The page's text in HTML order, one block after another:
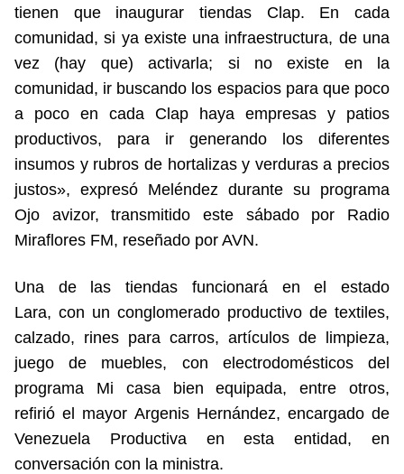
tienen que inaugurar tiendas Clap. En cada
comunidad, si ya existe una infraestructura, de una
vez (hay que) activarla; si no existe en la
comunidad, ir buscando los espacios para que poco
a poco en cada Clap haya empresas y patios
productivos, para ir generando los diferentes
insumos y rubros de hortalizas y verduras a precios
justos», expresó Meléndez durante su programa
Ojo avizor, transmitido este sábado por Radio
Miraflores FM, reseñado por AVN.
Una de las tiendas funcionará en el estado
Lara, con un conglomerado productivo de textiles,
calzado, rines para carros, artículos de limpieza,
juego de muebles, con electrodomésticos del
programa Mi casa bien equipada, entre otros,
refirió el mayor Argenis Hernández, encargado de
Venezuela Productiva en esta entidad, en
conversación con la ministra.